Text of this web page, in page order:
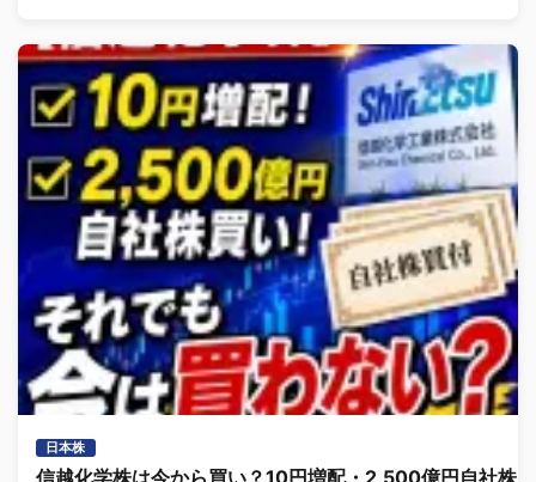
日本株
信越化学株は今から買い？10円増配・2,500億円自社株買